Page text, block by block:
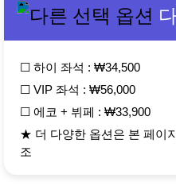
☐ 하이 좌석 : ₩34,500
☐ VIP 좌석 : ₩56,000
☐ 에코 + 뷔페 : ₩33,900
★ 더 다양한 옵션은 본 페이
조